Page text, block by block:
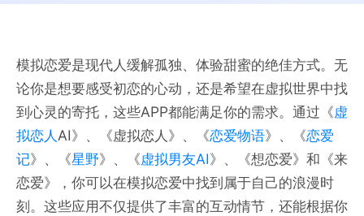
模拟恋爱是现代人缓解孤独、体验甜蜜的绝佳方式。无
论你是想要感受初恋的心动，还是希望在虚拟世界中找
到心灵的寄托，这些APP都能满足你的需求。通过《虚
拟恋人 AI》、《虚拟恋人》、《恋爱物语》、《恋爱
记》、《星野》、《虚拟男友AI》、《想恋爱》和《来
恋爱》，你可以在模拟恋爱中找到属于自己的浪漫时
刻。这些应用不仅提供了丰富的互动情节，还能根据你